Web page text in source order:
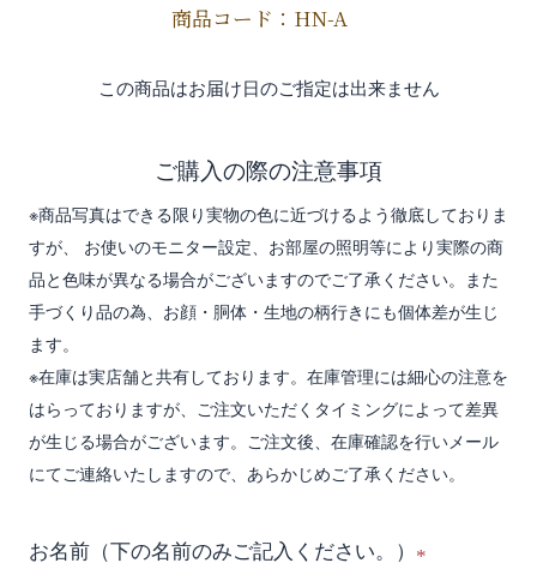
商品コード：HN-A
この商品はお届け日のご指定は出来ません
ご購入の際の注意事項
※商品写真はできる限り実物の色に近づけるよう徹底しておりま
すが、 お使いのモニター設定、お部屋の照明等により実際の商
品と色味が異なる場合がございますのでご了承ください。また
手づくり品の為、お顔・胴体・生地の柄行きにも個体差が生じ
ます。
※在庫は実店舗と共有しております。在庫管理には細心の注意を
はらっておりますが、ご注文いただくタイミングによって差異
が生じる場合がございます。ご注文後、在庫確認を行いメール
にてご連絡いたしますので、あらかじめご了承ください。
お名前（下の名前のみご記入ください。）